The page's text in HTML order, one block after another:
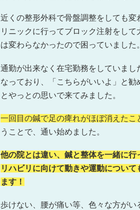
近くの整形外科で骨盤調整をしても
リニックに行ってブロック注射をし
は変わらなかったので困っていました。
通勤が出来なく在宅勤務をしていま
なっており、「こちらがいいよ」と勧
とやっとの思いで来てみました。
一回目の鍼で足の痺れがほぼ消えたこ
うことで、通い始めました。
他の院とは違い、鍼と整体を一緒に行
リハビリに向けて動きや運動につい
ます！
歩けない、腰が痛い等、色々な方が